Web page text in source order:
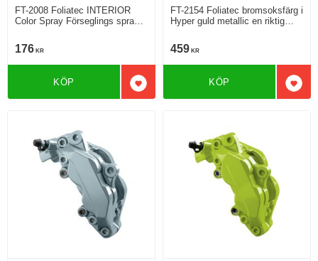
FT-2008 Foliatec INTERIOR
Color Spray Förseglings spray
176 KR
Lägg till i favoriter
KÖP
FT-2154 Foliatec bromsoksfärg i
Hyper guld metallic en riktig
459 KR
KÖP